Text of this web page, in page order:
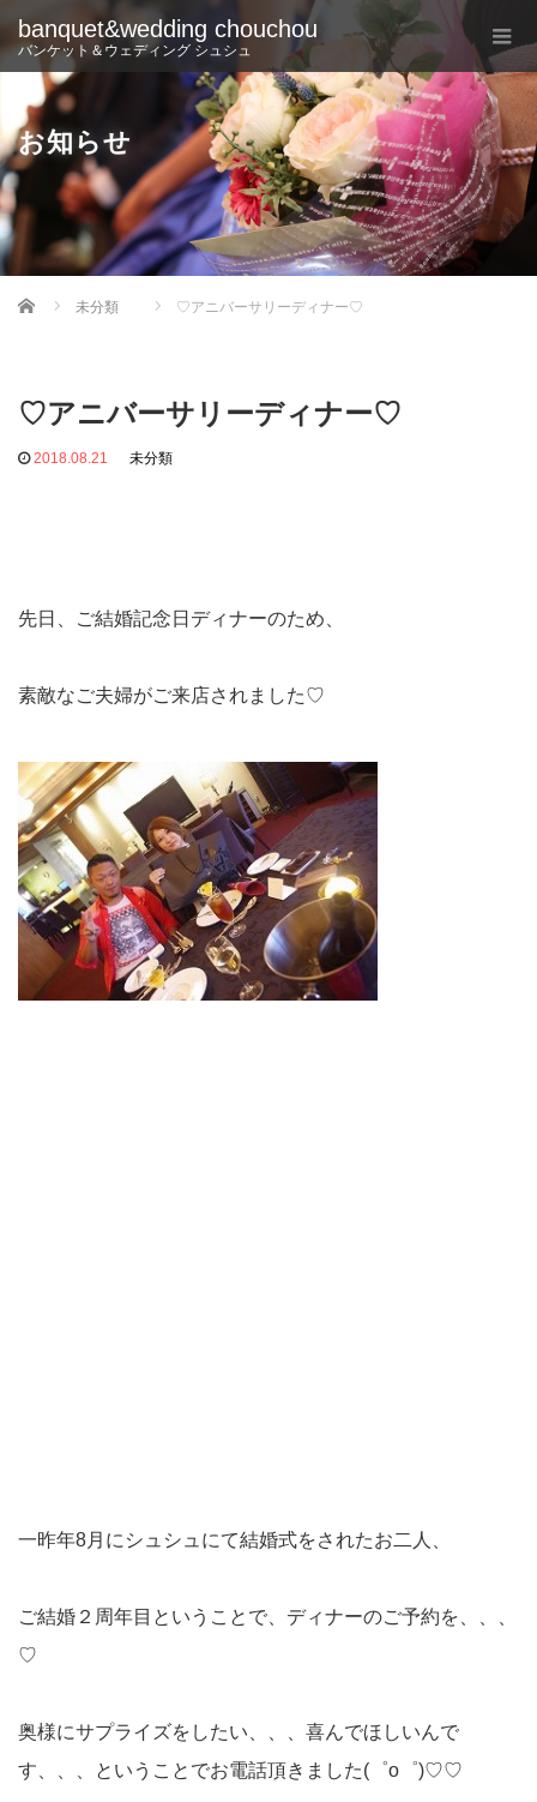
banquet&wedding chouchou
バンケット＆ウェディング シュシュ
お知らせ
Home 未分類 ♡アニバーサリーディナー♡
♡アニバーサリーディナー♡
2018.08.21 未分類
先日、ご結婚記念日ディナーのため、
素敵なご夫婦がご来店されました♡
一昨年8月にシュシュにて結婚式をされたお二人、
ご結婚２周年目ということで、ディナーのご予約を、、、
♡
奥様にサプライズをしたい、、、喜んでほしいんで
す、、、ということでお電話頂きました(゜o゜)♡♡